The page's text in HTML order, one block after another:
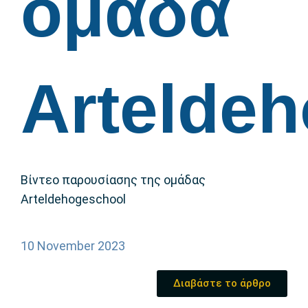
Βίντεο παρουσίασης της ομάδας
Arteldehogeschool
10 November 2023
Διαβάστε το άρθρο